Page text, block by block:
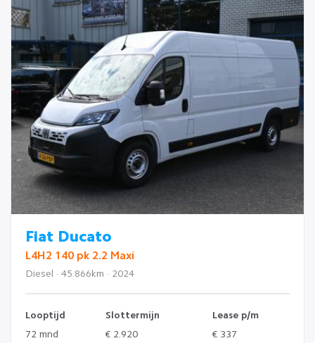
Fiat Ducato
L4H2 140 pk 2.2 Maxi
Diesel · 45.866km · 2024
Looptijd Slottermijn
Lease p/m
72 mnd
€ 2.920
€ 337